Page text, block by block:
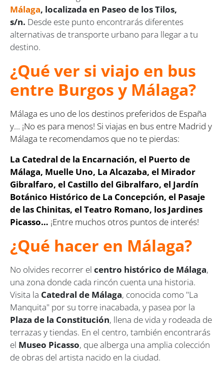
Málaga, localizada en Paseo de los Tilos,
s/n. Desde este punto encontrarás diferentes
alternativas de transporte urbano para llegar a tu
destino.
¿Qué ver si viajo en bus
entre Burgos y Málaga?
Málaga es uno de los destinos preferidos de España
y... ¡No es para menos! Si viajas en bus entre Madrid y
Málaga te recomendamos que no te pierdas:
La Catedral de la Encarnación, el Puerto de
Málaga, Muelle Uno, La Alcazaba, el Mirador
Gibralfaro, el Castillo del Gibralfaro, el Jardín
Botánico Histórico de La Concepción, el Pasaje
de las Chinitas, el Teatro Romano, los Jardines
Picasso… ¡Entre muchos otros puntos de interés!
¿Qué hacer en Málaga?
No olvides recorrer el centro histórico de Málaga,
una zona donde cada rincón cuenta una historia.
Visita la Catedral de Málaga, conocida como "La
Manquita" por su torre inacabada, y pasea por la
Plaza de la Constitución, llena de vida y rodeada de
terrazas y tiendas. En el centro, también encontrarás
el Museo Picasso, que alberga una amplia colección
de obras del artista nacido en la ciudad.